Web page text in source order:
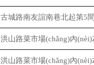
古城路南友誼南巷北起第5
洪山路菜市場(chǎng)內(nèi)
洪山路菜市場(chǎng)內(nèi)